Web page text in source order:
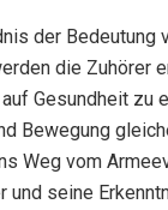
der Bedeutung
die Zuhörer
Gesundheit zu
Bewegung
Weg vom
und seine